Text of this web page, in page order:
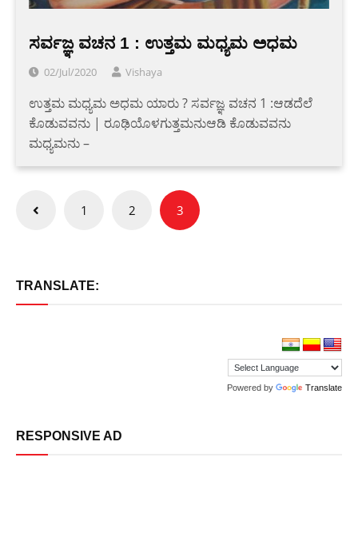
ಸರ್ವಜ್ಞ ವಚನ 1 : ಉತ್ತಮ ಮಧ್ಯಮ ಅಧಮ
02/Jul/2020 Vishaya
ಉತ್ತಮ ಮಧ್ಯಮ ಅಧಮ ಯಾರು ? ಸರ್ವಜ್ಞ ವಚನ 1 :ಆಡದೆಲೆ
ಕೊಡುವವನು | ರೂಢಿಯೊಳಗುತ್ತಮನುಆಡಿ ಕೊಡುವವನು
ಮಧ್ಯಮನು –
Posts
1 2 3
TRANSLATE:
Powered by Translate
RESPONSIVE AD